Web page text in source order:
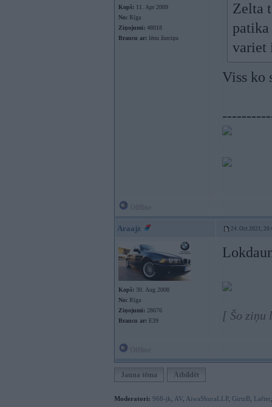
Kopš: 11. Apr 2009
No: Rīga
Ziņojumi: 48018
Braucu ar: lēnu žurciņu
Zelta
variet
Viss ko
Araajz 24. Oct 2021,
Kopš: 30. Aug 2008
No: Rīga
Ziņojumi: 28676
Braucu ar: E39 [ Šo ziņu
Jauna tēma Atbildēt
Moderatori: 968-jk AV AiwaShuraLLP, GirtzB Lafter